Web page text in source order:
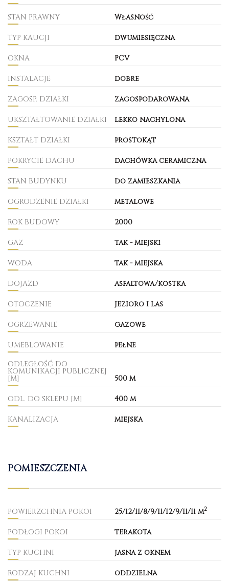
STAN PRAWNY Własność
TYP KAUCJI dwumiesięczna
OKNA PCV
INSTALACJE dobre
ZAGOSP. DZIAŁKI zagospodarowana
UKSZTAŁTOWANIE DZIAŁKI lekko nachylona
KSZTAŁT DZIAŁKI prostokąt
POKRYCIE DACHU dachówka ceramiczna
STAN BUDYNKU do zamieszkania
OGRODZENIE DZIAŁKI metalowe
ROK BUDOWY 2000
GAZ tak - miejski
WODA tak - miejska
DOJAZD asfaltowa/kostka
OTOCZENIE jezioro i las
OGRZEWANIE gazowe
UMEBLOWANIE
pełne
ODLEGŁOŚĆ DO
KOMUNIKACJI PUBLICZNEJ
[M] 500 m
ODL. DO SKLEPU [M] 400 m
KANALIZACJA miejska
POMIESZCZENIA
POWIERZCHNIA POKOI 25/12/11/8/9/11/12/9/11/11 m2
PODŁOGI POKOI terakota
TYP KUCHNI jasna z oknem
RODZAJ KUCHNI oddzielna